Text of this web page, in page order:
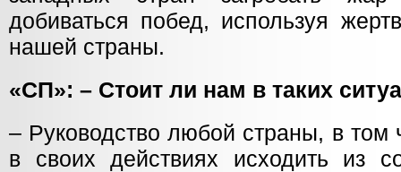
добиваться побед, используя
нашей страны.
«СП»: – Стоит ли нам в таких
– Руководство любой страны, в том
в своих действиях исходить из